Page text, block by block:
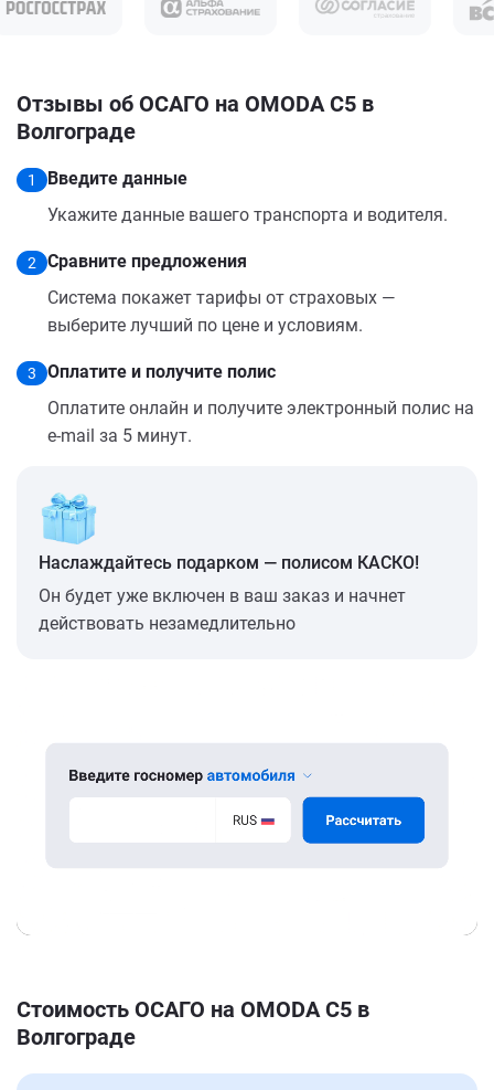
Отзывы об ОСАГО на OMODA C5 в
Волгограде
1
Введите данные
Укажите данные вашего транспорта и водителя.
2
Сравните предложения
Система покажет тарифы от страховых —
выберите лучший по цене и условиям.
3
Оплатите и получите полис
Оплатите онлайн и получите электронный полис на
e-mail за 5 минут.
Наслаждайтесь подарком — полисом КАСКО!
Он будет уже включен в ваш заказ и начнет
действовать незамедлительно
Стоимость ОСАГО на OMODA C5 в
Волгограде